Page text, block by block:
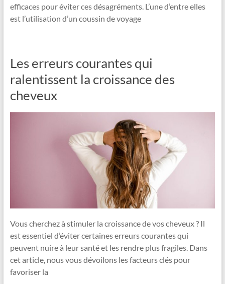
efficaces pour éviter ces désagréments. L’une d’entre elles
est l’utilisation d’un coussin de voyage
Les erreurs courantes qui
ralentissent la croissance des
cheveux
Vous cherchez à stimuler la croissance de vos cheveux ? Il
est essentiel d’éviter certaines erreurs courantes qui
peuvent nuire à leur santé et les rendre plus fragiles. Dans
cet article, nous vous dévoilons les facteurs clés pour
favoriser la